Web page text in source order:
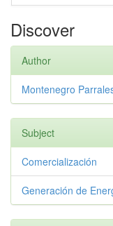
Discover
Author
Montenegro
Subject
Comercialización
Generación de